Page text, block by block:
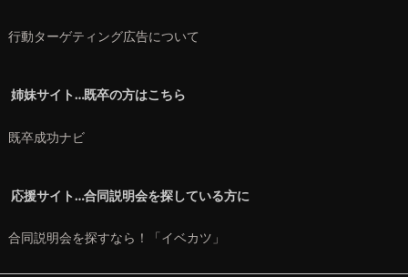
行動ターゲティング広告について
姉妹サイト…既卒の方はこちら
既卒成功ナビ
応援サイト…合同説明会を探している方に
合同説明会を探すなら！「イベカツ」